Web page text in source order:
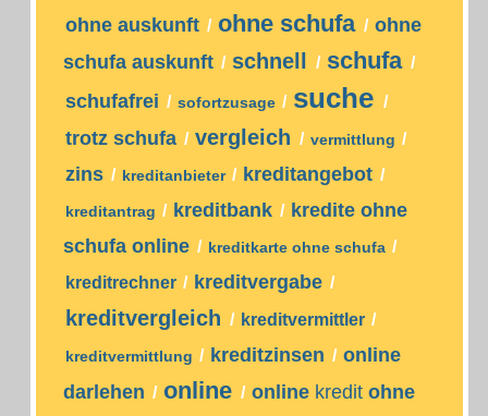
ohne auskunft / ohne schufa / ohne
schufa auskunft / schnell / schufa /
schufafrei / sofortzusage / suche /
trotz schufa / vergleich / vermittlung /
zins / kreditanbieter / kreditangebot /
kreditantrag / kreditbank / kredite ohne
schufa online / kreditkarte ohne schufa /
kreditrechner / kreditvergabe /
kreditvergleich / kreditvermittler /
kreditvermittlung / kreditzinsen / online
darlehen / online / online kredit ohne